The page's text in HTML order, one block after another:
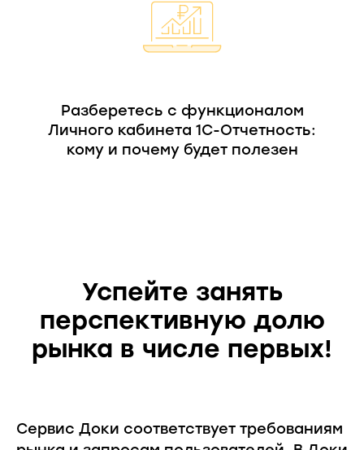
Разберетесь с функционалом
Личного кабинета 1С-Отчетность:
кому и почему будет полезен
Успейте занять
перспективную долю
рынка в числе первых!
Сервис Доки соответствует требованиям